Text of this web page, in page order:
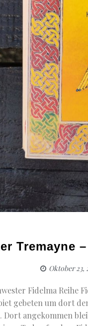
Tremayne
Oktober 23,
Fidelma Reihe
gebeten um dort
Dort angekommen